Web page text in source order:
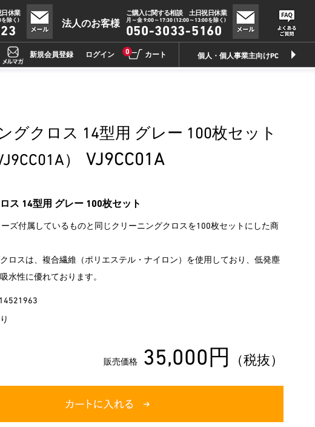
新規会員登録 ログイン カート
0 個人・個人事業主向けPC
休業
を除く) 法人のお客様
ご購入に関する相談 土日祝日休業
月～金 9:00～17:30 (12:00～13:00を除く)
050-3033-5160
グクロス 14型用 グレー 100枚セット
）
VJ9CC01A
ス 14型用 グレー 100枚セット
ーズ付属しているものと同じクリーニングクロスを100枚セットにした商
ロスは、複合繊維（ポリエステル・ナイロン）を使用しており、低発塵
水性に優れております。
販売価格 35,000円 （税抜）